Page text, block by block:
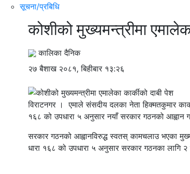
सूचना/प्रबिधि
कोशीको मुख्यमन्त्रीमा
कालिका दैनिक
२७ बैशाख २०८१, बिहीबार १३:२६
विराटनगर । एमाले संसदीय दलका नेता हिक्मतकुमार
१६८ को उपधारा ५ अनुसार नयाँ सरकार गठनको आह्वान
सरकार गठनको आह्वानविरुद्ध स्वतस् कामचलाउ भएका
धारा १६८ को उपधारा ५ अनुसार सरकार गठनका लागि